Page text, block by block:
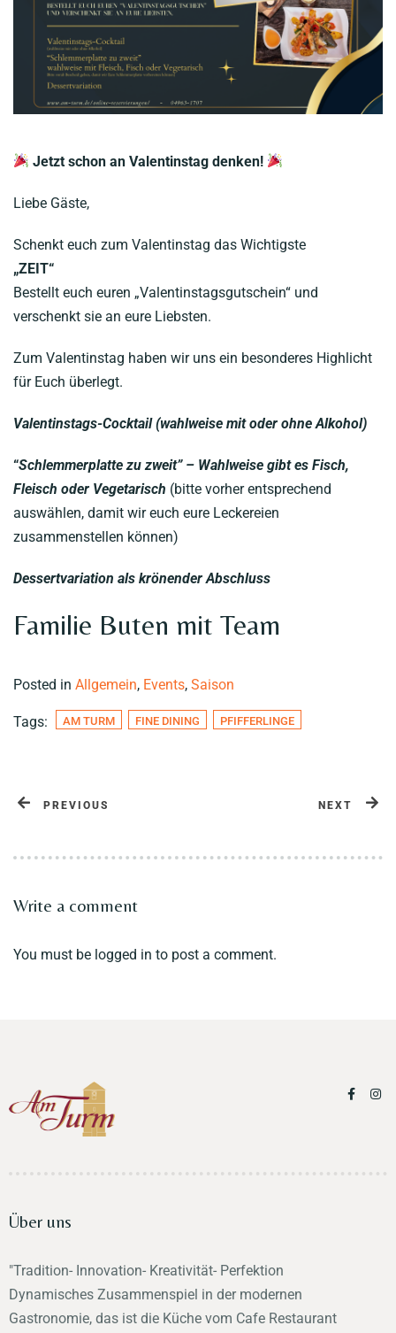
Impressum
Datenschutzerklärung
Jetzt schon an Valentinstag denken!
Liebe Gäste,
Schenkt euch zum Valentinstag das Wichtigste
„ZEIT“
Bestellt euch euren „Valentinstagsgutschein“ und
verschenkt sie an eure Liebsten.
Zum Valentinstag haben wir uns ein besonderes Highlicht
für Euch überlegt.
Valentinstags-Cocktail (wahlweise mit oder ohne Alkohol)
“Schlemmerplatte zu zweit” – Wahlweise gibt es Fisch,
Fleisch oder Vegetarisch (bitte vorher entsprechend
auswählen, damit wir euch eure Leckereien
zusammenstellen können)
Dessertvariation als krönender Abschluss
Familie Buten mit Team
Posted in Allgemein, Events, Saison
Tags: AM TURM FINE DINING PFIFFERLINGE
PREVIOUS NEXT
Write a comment
You must be logged in to post a comment.
Über uns
"Tradition- Innovation- Kreativität- Perfektion
Dynamisches Zusammenspiel in der modernen
Gastronomie, das ist die Küche vom Cafe Restaurant